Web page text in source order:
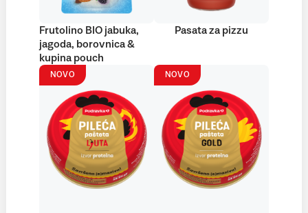
Frutolino BIO jabuka,
jagoda, borovnica &
kupina pouch
Pasata za pizzu
NOVO NOVO